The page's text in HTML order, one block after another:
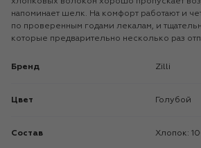
напоминает шелк. На комфорт работают и
по проверенным годами лекалам, и
которые предварительно несколько раз
Бренд Zilli
Цвет Голубой
Состав Хлопок: